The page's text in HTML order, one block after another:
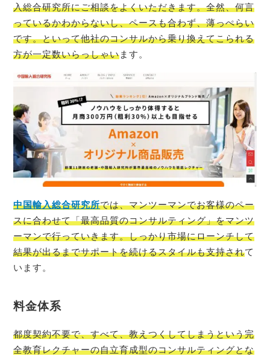
入総合研究所にご相談をよくいただきます。全然、何言
っているかわからないし、ペースも合わず、薄っぺらい
です。といって他社のコンサルから乗り換えてこられる
方が一定数いらっしゃいます。
中国輸入総合研究所では、マンツーマンでお客様のペー
スに合わせて「最高品質のコンサルティング」をマンツ
ーマンで行っていきます。しっかり市場にローンチして
結果が出るまでサポートを続けるスタイルも支持されて
います。
料金体系
都度契約不要で、すべて、教えつくしてしまうという完
全教育レクチャーの自立育成型のコンサルティングとな